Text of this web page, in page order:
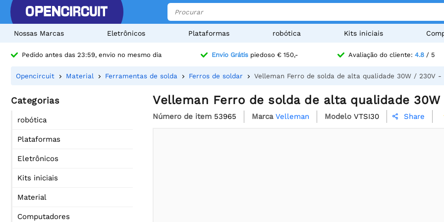
Nossas Marcas Eletrônicos Plataformas robótica Kits iniciais
Pedido antes das 23:59, envio no mesmo dia Envio Grátispiedoso € 150,- Avaliação do cliente: 4.8/ 5
Opencircuit Material Ferramentas de solda Ferros de soldar Velleman Ferro de solda de alta qualidade 30W / 230V -
Categorias
robótica
Plataformas
Eletrônicos
Kits iniciais
Material
Computadores
Velleman Ferro de solda de alta qualidade 30W
Número de item 53965 Marca Velleman Modelo VTSI30  Share